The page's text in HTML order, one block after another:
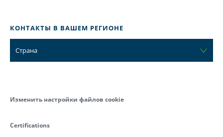
КОНТАКТЫ В ВАШЕМ РЕГИОНЕ
Страна
Изменить настройки файлов cookie
Certifications